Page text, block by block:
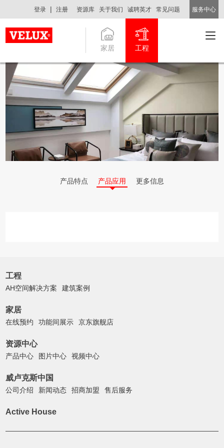
登录 | 注册 资源库 关于我们 诚聘英才 常见问题 服务中心
家居 工程
产品特点 产品应用 更多信息
工程
AH空间解决方案 建筑案例
家居
在线预约 功能间展示 京东旗舰店
资源中心
产品中心 图片中心 视频中心
威卢克斯中国
公司介绍 新闻动态 招商加盟 售后服务
Active House